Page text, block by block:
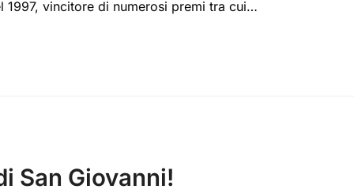
vincitore di numerosi premi tra cui…
San Giovanni!